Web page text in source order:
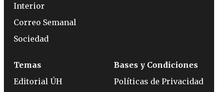
Interior
Correo Semanal
Sociedad
Temas
Editorial ÚH
Bases y Condiciones
Políticas de Privacidad